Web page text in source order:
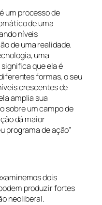
um processo de
de uma
níveis
de uma realidade.
uma
que ela é
formas, o seu
crescentes de
amplia sua
sobre um campo de
dá maior
programa de ação”
dois
produzir fortes
neoliberal.